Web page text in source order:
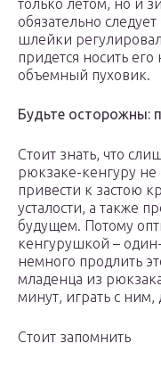
только летом, но и
обязательно
шлейки
придется носить
объемный пуховик.
Будьте осторожны:
Стоит знать, что
рюкзаке-кенгуру не
привести к застою
усталости, а также
будущем. Потому
кенгурушкой –
немного продлить
младенца из
минут, играть с ним,
Стоит запомнить